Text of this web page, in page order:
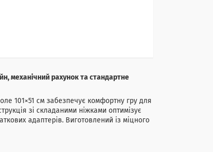
механічний рахунок та стандартне
101×51 см забезпечує комфортну гру для
зі складаними ніжками оптимізує
адаптерів. Виготовлений із міцного